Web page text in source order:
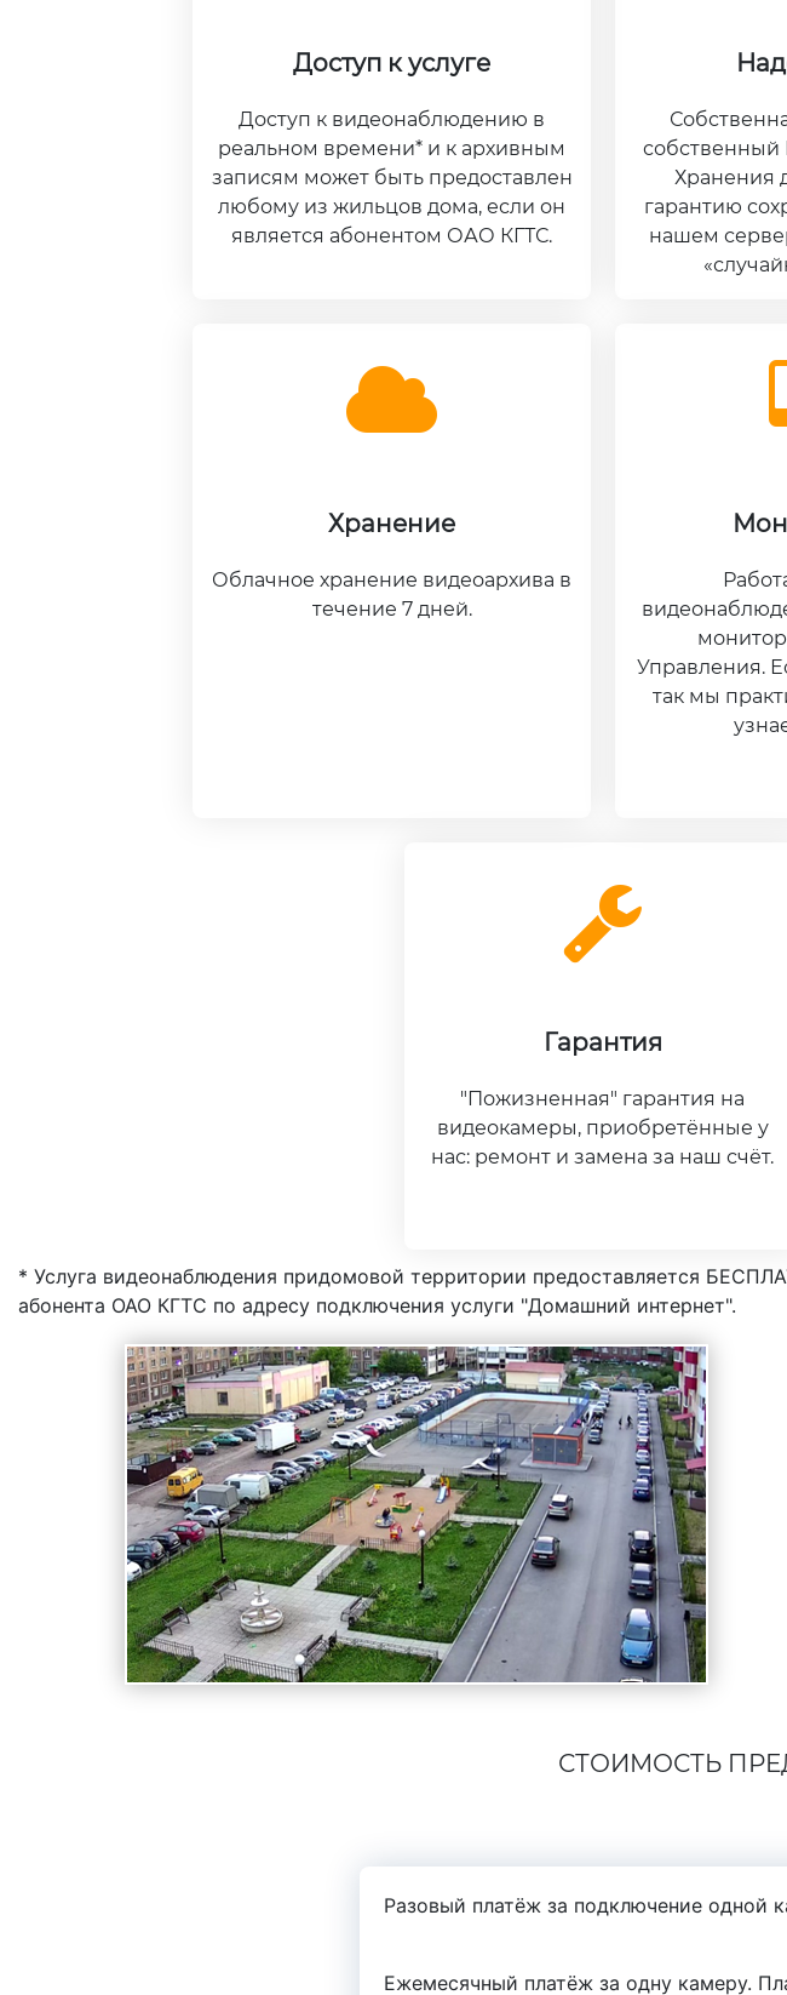
Доступ к услуге
Доступ к видеонаблюдению в
реальном времени* и к архивным
записям может быть предоставлен
любому из жильцов дома, если он
является абонентом ОАО КГТС.
собственный
Хранения
гарантию
нашем
Хранение
Облачное хранение видеоархива в
течение 7 дней.
Управления.
так мы
Гарантия
"Пожизненная" гарантия на
видеокамеры, приобретённые у
нас: ремонт и замена за наш счёт.
* Услуга видеонаблюдения придомовой территории предоставляется
абонента ОАО КГТС по адресу подключения услуги "Домашний интернет".
СТОИМОСТЬ
Разовый платёж за подключение одной
Ежемесячный платёж за одну камеру.